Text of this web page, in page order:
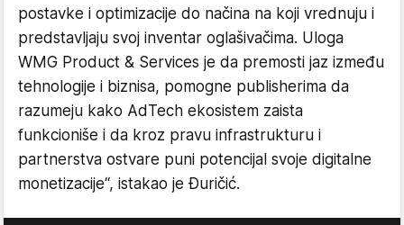
postavke i optimizacije do načina na koji vrednuju i
predstavljaju svoj inventar oglašivačima. Uloga
WMG Product & Services je da premosti jaz između
tehnologije i biznisa, pomogne publisherima da
razumeju kako AdTech ekosistem zaista
funkcioniše i da kroz pravu infrastrukturu i
partnerstva ostvare puni potencijal svoje digitalne
monetizacije“, istakao je Đuričić.